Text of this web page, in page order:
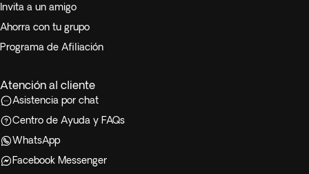
Invita a un amigo
Ahorra con tu grupo
Programa de Afiliación
Atención al cliente
Asistencia por chat
Centro de Ayuda y FAQs
WhatsApp
Facebook Messenger